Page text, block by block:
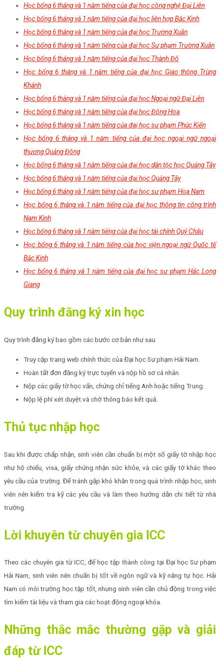
Học bổng 6 tháng và 1 năm tiếng của đại học công nghệ Đại Liên
Học bổng 6 tháng và 1 năm tiếng của đại học liên hợp Bắc Kinh
Học bổng 6 tháng và 1 năm tiếng của đại học Trường Xuân
Học bổng 6 tháng và 1 năm tiếng của đại học Sư phạm Trường Xuân
Học bổng 6 tháng và 1 năm tiếng của đại học Thành Đô
Học bổng 6 tháng và 1 năm tiếng của đại học Giao thông Trùng
Khánh
Học bổng 6 tháng và 1 năm tiếng của đại học Ngoại ngữ Đại Liên
Học bổng 6 tháng và 1 năm tiếng của đại học Đông Hoa
Học bổng 6 tháng và 1 năm tiếng của đaị học sư phạm Phúc Kiến
Học bổng 6 tháng và 1 năm tiếng của đại học ngoại ngữ ngoại
thương Quảng Đông
Học bổng 6 tháng và 1 năm tiếng của đại học dân tộc học Quảng Tây
Học bổng 6 tháng và 1 năm tiếng của đại học Quảng Tây
Học bổng 6 tháng và 1 năm tiếng của đại học sư phạm Hoa Nam
Học bổng 6 tháng và 1 năm tiếng của đại học thông tin công trình
Nam Kinh
Học bổng 6 tháng và 1 năm tiếng của đại học tài chính Quý Châu
Học bổng 6 tháng và 1 năm tiếng của học viện ngoại ngữ Quốc tế
Bắc Kinh
Học bổng 6 tháng và 1 năm tiếng của đại học sư phạm Hắc Long
Giang
Quy trình đăng ký xin học
Quy trình đăng ký bao gồm các bước cơ bản như sau:
Truy cập trang web chính thức của Đại học Sư phạm Hải Nam.
Hoàn tất đơn đăng ký trực tuyến và nộp hồ sơ cá nhân.
Nộp các giấy tờ học vấn, chứng chỉ tiếng Anh hoặc tiếng Trung.
Nộp lệ phí xét duyệt và chờ thông báo kết quả.
Thủ tục nhập học
Sau khi được chấp nhận, sinh viên cần chuẩn bị một số giấy tờ nhập học
như hộ chiếu, visa, giấy chứng nhận sức khỏe, và các giấy tờ khác theo
yêu cầu của trường. Để tránh gặp khó khăn trong quá trình nhập học, sinh
viên nên kiểm tra kỹ các yêu cầu và làm theo hướng dẫn chi tiết từ nhà
trường.
Lời khuyên từ chuyên gia ICC
Theo các chuyên gia từ ICC, để học tập thành công tại Đại học Sư phạm
Hải Nam, sinh viên nên chuẩn bị tốt về ngôn ngữ và kỹ năng tự học. Hải
Nam có môi trường học tập tốt, nhưng sinh viên cần chủ động trong việc
tìm kiếm tài liệu và tham gia các hoạt động ngoại khóa.
Những thắc mắc thường gặp và giải
đáp từ ICC